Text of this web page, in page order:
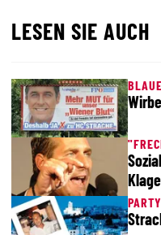
LESEN SIE AUCH
Klage